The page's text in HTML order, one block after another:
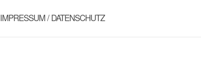
IMPRESSUM / DATENSCHUTZ